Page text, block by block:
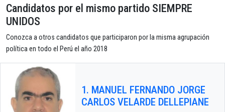
Candidatos por el mismo partido SIEMPRE
UNIDOS
Conozca a otros candidatos que participaron por la misma agrupación
política en todo el Perú el año 2018
1. MANUEL FERNANDO JORGE
CARLOS VELARDE DELLEPIANE